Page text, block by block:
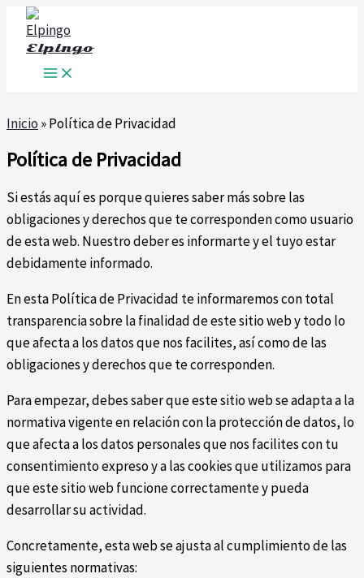
contenido
Elpingo
Inicio »Política de Privacidad
Política de Privacidad
Si estás aquí es porque quieres saber más sobre las
obligaciones y derechos que te corresponden como usuario
de esta web. Nuestro deber es informarte y el tuyo estar
debidamente informado.
En esta Política de Privacidad te informaremos con total
transparencia sobre la finalidad de este sitio web y todo lo
que afecta a los datos que nos facilites, así como de las
obligaciones y derechos que te corresponden.
Para empezar, debes saber que este sitio web se adapta a la
normativa vigente en relación con la protección de datos, lo
que afecta a los datos personales que nos facilites con tu
consentimiento expreso y a las cookies que utilizamos para
que este sitio web funcione correctamente y pueda
desarrollar su actividad.
Concretamente, esta web se ajusta al cumplimiento de las
siguientes normativas: